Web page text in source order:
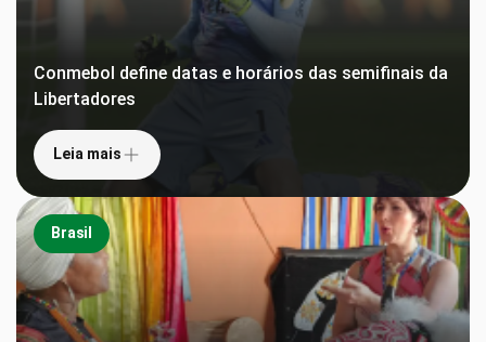
Conmebol define datas e horários das semifinais da
Libertadores
Leia mais
Brasil